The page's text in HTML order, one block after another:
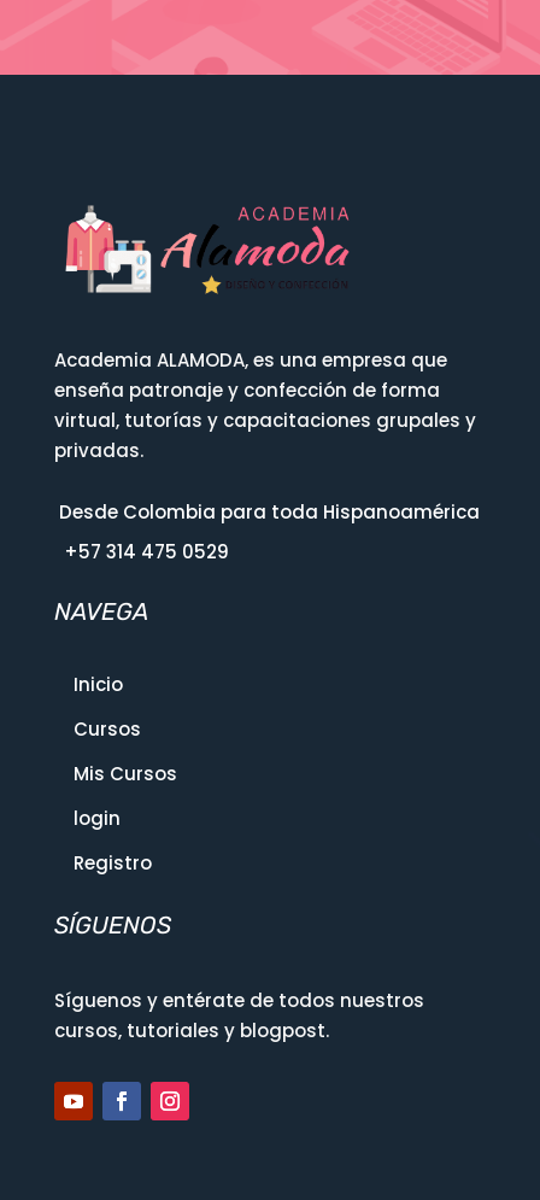
Academia ALAMODA, es una empresa que
enseña patronaje y confección de forma
virtual, tutorías y capacitaciones grupales y
privadas.
Desde Colombia para toda Hispanoamérica
+57 314 475 0529
NAVEGA
Inicio
Cursos
Mis Cursos
login
Registro
SÍGUENOS
Síguenos y entérate de todos nuestros
cursos, tutoriales y blogpost.